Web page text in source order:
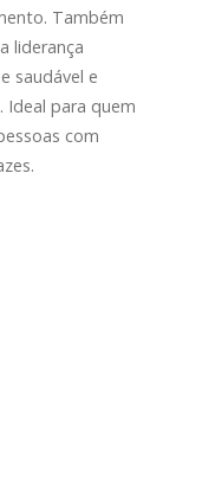
Também
liderança
saudável e
Ideal para quem
com